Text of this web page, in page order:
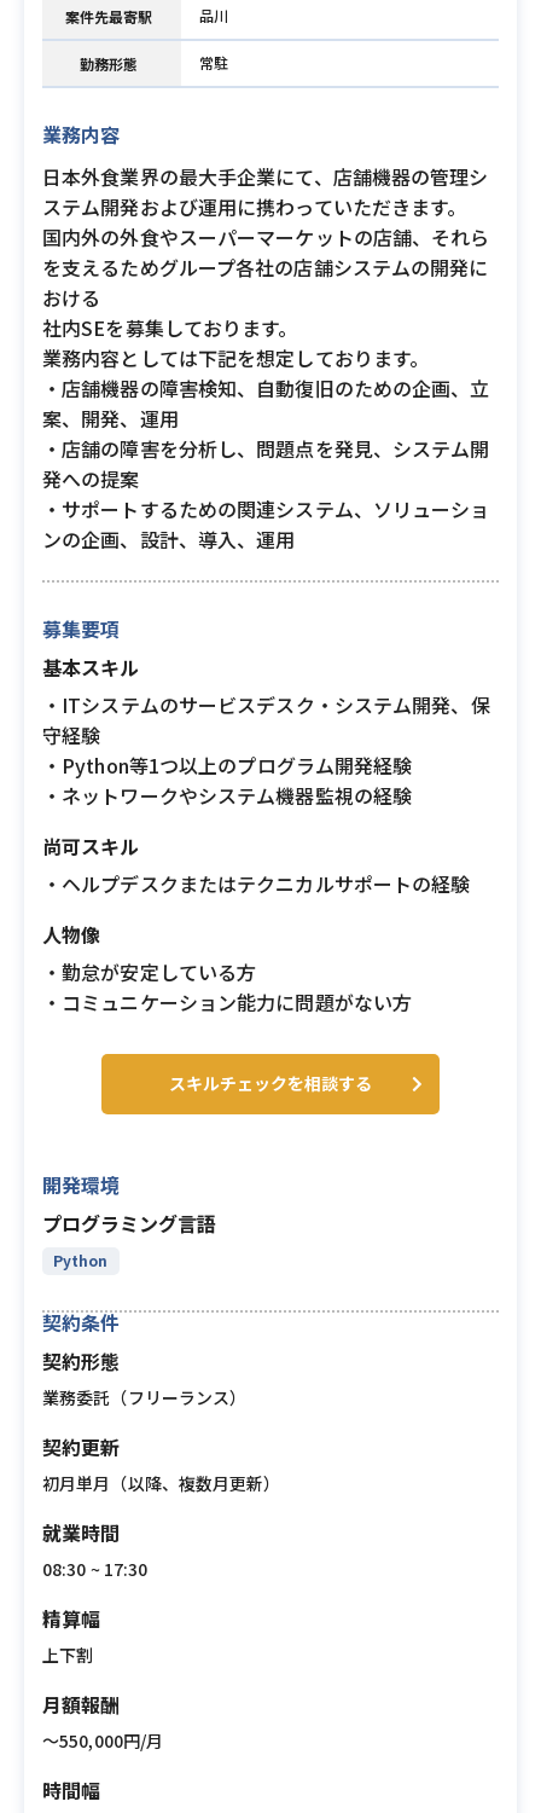
案件先最寄駅 品川
勤務形態 常駐
業務内容
日本外食業界の最大手企業にて、店舗機器の管理シ
ステム開発および運用に携わっていただきます。
国内外の外食やスーパーマーケットの店舗、それら
を支えるためグループ各社の店舗システムの開発に
おける
社内SEを募集しております。
業務内容としては下記を想定しております。
・店舗機器の障害検知、自動復旧のための企画、立
案、開発、運用
・店舗の障害を分析し、問題点を発見、システム開
発への提案
・サポートするための関連システム、ソリューショ
ンの企画、設計、導入、運用
募集要項
基本スキル
・ITシステムのサービスデスク・システム開発、保
守経験
・Python等1つ以上のプログラム開発経験
・ネットワークやシステム機器監視の経験
尚可スキル
・ヘルプデスクまたはテクニカルサポートの経験
人物像
・勤怠が安定している方
・コミュニケーション能力に問題がない方
スキルチェックを相談する
開発環境
プログラミング言語
Python
契約条件
契約形態
業務委託（フリーランス）
契約更新
初月単月（以降、複数月更新）
就業時間
08:30 ~ 17:30
精算幅
上下割
月額報酬
〜550,000円/月
時間幅